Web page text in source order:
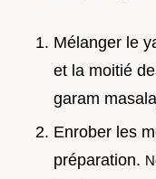
Mélanger le
et la moitié
garam
Enrober les
préparation.